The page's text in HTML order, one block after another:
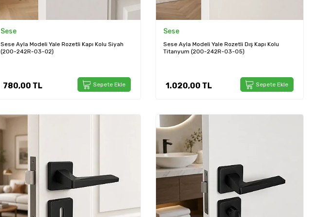
Sese
Sese Ayla Modeli Yale Rozetli Kapı Kolu Siyah
(200-242R-03-02)
780,00 TL Sepete Ekle
Sese
Sese Ayla Modeli Yale Rozetli Dış Kapı Kolu
Titanyum (200-242R-03-05)
1.020,00 TL Sepete Ekle